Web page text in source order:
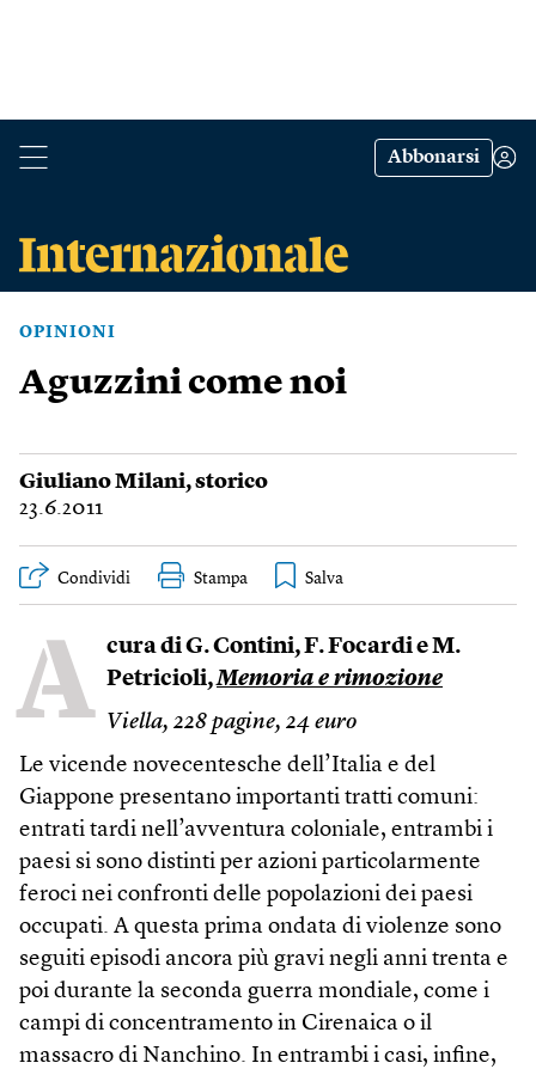
Abbonarsi
OPINIONI
Aguzzini come noi
Giuliano Milani, storico
23.6.2011
Condividi Stampa
A cura di G. Contini, F. Focardi e M.
Petricioli,Memoria e rimozione
Viella, 228 pagine, 24 euro
Le vicende novecentesche dell’Italia e del
Giappone presentano importanti tratti comuni:
entrati tardi nell’avventura coloniale, entrambi i
paesi si sono distinti per azioni particolarmente
feroci nei confronti delle popolazioni dei paesi
occupati. A questa prima ondata di violenze sono
seguiti episodi ancora più gravi negli anni trenta e
poi durante la seconda guerra mondiale, come i
campi di concentramento in Cirenaica o il
massacro di Nanchino. In entrambi i casi, infine,